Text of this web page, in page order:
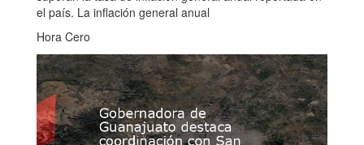
el país. La inflación general anual
Hora Cero